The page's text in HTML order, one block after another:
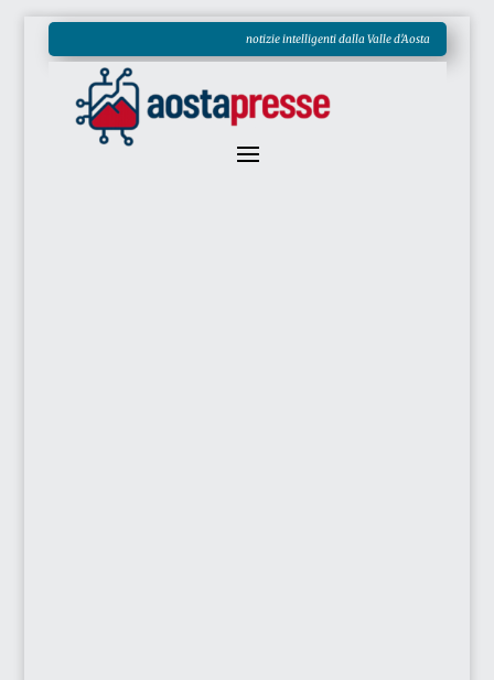
notizie intelligenti dalla Valle d'Aosta